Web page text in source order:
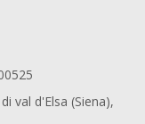
val d'Elsa (Siena),